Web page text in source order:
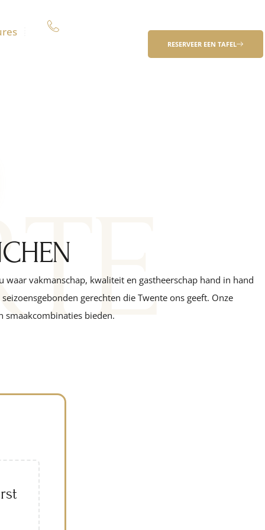
RESERVEER EEN TAFEL
vakmanschap, kwaliteit en gastheerschap hand in hand
gerechten die Twente ons geeft. Onze
smaakcombinaties bieden.